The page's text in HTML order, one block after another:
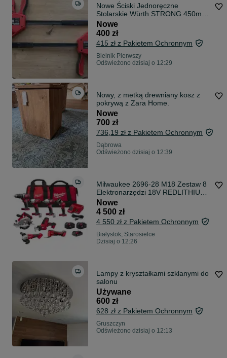
Nowe Ściski Jednoręczne
Stolarskie Würth STRONG 450mm
– Komplet 2 szt.
Nowe
400 zł
415 zł z Pakietem Ochronnym
Bielnik Pierwszy
Odświeżono dzisiaj o 12:29
Nowy, z metką drewniany kosz z
pokrywą z Zara Home.
Nowe
700 zł
736,19 zł z Pakietem Ochronnym
Dąbrowa
Odświeżono dzisiaj o 12:39
Milwaukee 2696-28 M18 Zestaw 8
Elektronarzędzi 18V REDLITHIUM
2x 5.0Ah + 1x 1.5Ah
Nowe
4 500 zł
4 550 zł z Pakietem Ochronnym
Białystok, Starosielce
Dzisiaj o 12:26
Lampy z kryształkami szklanymi do
salonu
Używane
600 zł
628 zł z Pakietem Ochronnym
Gruszczyn
Odświeżono dzisiaj o 12:13